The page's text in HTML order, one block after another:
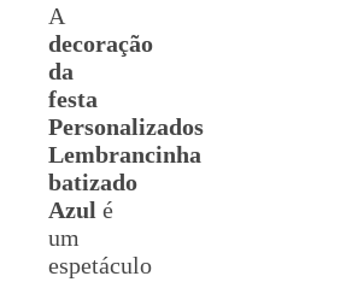
A
decoração
da
festa
Personalizados
Lembrancinha
batizado
Azul é
um
espetáculo